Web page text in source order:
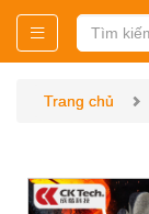
Trang chủ